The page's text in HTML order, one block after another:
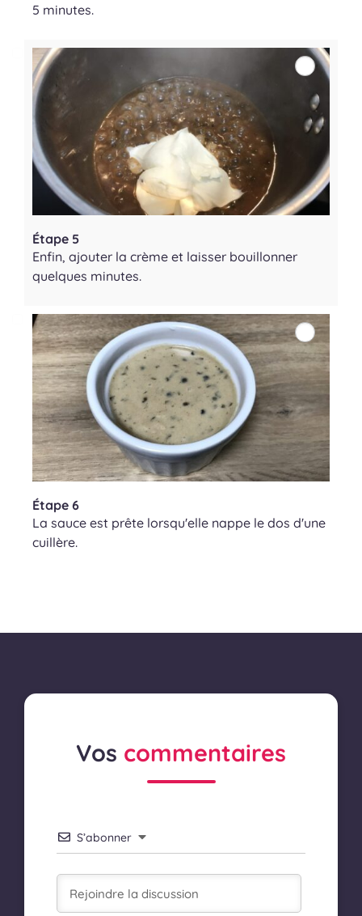
5 minutes.
Étape 5
Enfin, ajouter la crème et laisser bouillonner
quelques minutes.
Étape 6
La sauce est prête lorsqu'elle nappe le dos d'une
cuillère.
Vos commentaires
S’abonner